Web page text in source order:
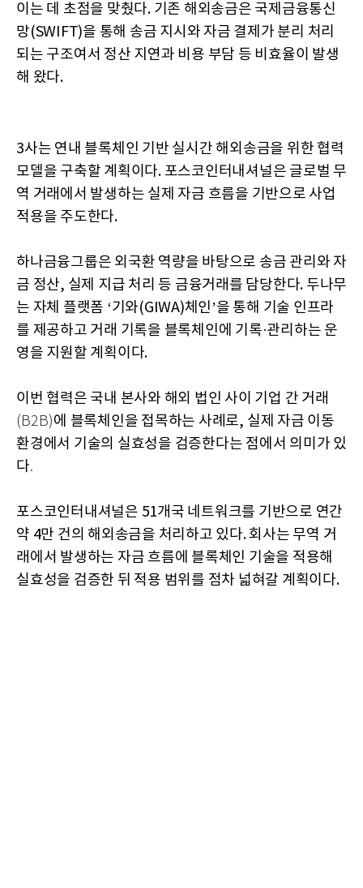
이는 데 초점을 맞췄다. 기존 해외송금은 국제금융통신
망(SWIFT)을 통해 송금 지시와 자금 결제가 분리 처리
되는 구조여서 정산 지연과 비용 부담 등 비효율이 발생
해 왔다.
3사는 연내 블록체인 기반 실시간 해외송금을 위한 협력
모델을 구축할 계획이다. 포스코인터내셔널은 글로벌 무
역 거래에서 발생하는 실제 자금 흐름을 기반으로 사업
적용을 주도한다.
하나금융그룹은 외국환 역량을 바탕으로 송금 관리와 자
금 정산, 실제 지급 처리 등 금융거래를 담당한다. 두나무
는 자체 플랫폼 ‘기와(GIWA)체인’을 통해 기술 인프라
를 제공하고 거래 기록을 블록체인에 기록·관리하는 운
영을 지원할 계획이다.
이번 협력은 국내 본사와 해외 법인 사이 기업 간 거래
(B2B)에 블록체인을 접목하는 사례로, 실제 자금 이동
환경에서 기술의 실효성을 검증한다는 점에서 의미가 있
다.
포스코인터내셔널은 51개국 네트워크를 기반으로 연간
약 4만 건의 해외송금을 처리하고 있다. 회사는 무역 거
래에서 발생하는 자금 흐름에 블록체인 기술을 적용해
실효성을 검증한 뒤 적용 범위를 점차 넓혀갈 계획이다.